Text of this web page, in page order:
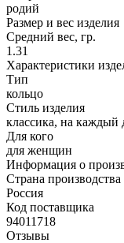
родий
Размер и вес изделия
Средний вес, гр.
1.31
Характеристики
Тип
кольцо
Стиль изделия
классика, на каждый
Для кого
для женщин
Информация о
Страна производства
Россия
Код поставщика
94011718
Отзывы